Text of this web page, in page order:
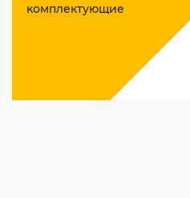
комплектующие